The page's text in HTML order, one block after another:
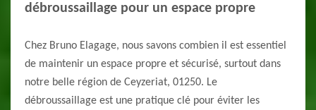
débroussaillage pour un espace propre
Chez Bruno Elagage, nous savons combien il est essentiel
de maintenir un espace propre et sécurisé, surtout dans
notre belle région de Ceyzeriat, 01250. Le
débroussaillage est une pratique clé pour éviter les